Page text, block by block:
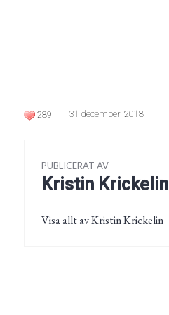
289 31 december, 2018
PUBLICERAT AV
Kristin Krickelin
Visa allt av Kristin Krickelin